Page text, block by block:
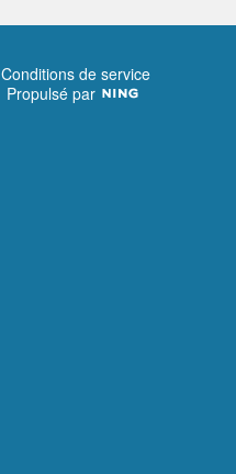
Conditions de service
Propulsé par